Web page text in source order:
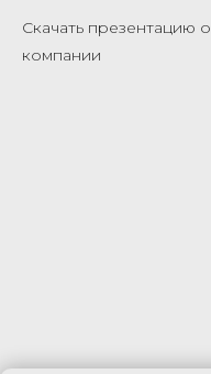
Скачать презентацию о
компании